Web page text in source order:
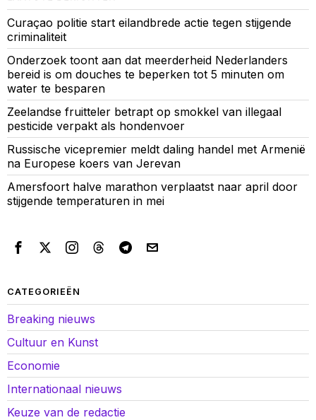
Curaçao politie start eilandbrede actie tegen stijgende
criminaliteit
Onderzoek toont aan dat meerderheid Nederlanders
bereid is om douches te beperken tot 5 minuten om
water te besparen
Zeelandse fruitteler betrapt op smokkel van illegaal
pesticide verpakt als hondenvoer
Russische vicepremier meldt daling handel met Armenië
na Europese koers van Jerevan
Amersfoort halve marathon verplaatst naar april door
stijgende temperaturen in mei
CATEGORIEËN
Breaking nieuws
Cultuur en Kunst
Economie
Internationaal nieuws
Keuze van de redactie